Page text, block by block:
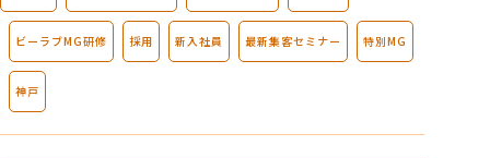
ビーラブMG研修 採用 新入社員 最新集客セミナー 特別MG
神戸